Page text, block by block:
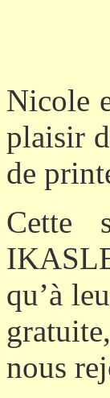
Nicole
plaisir
de
Cette
qu’à
nous